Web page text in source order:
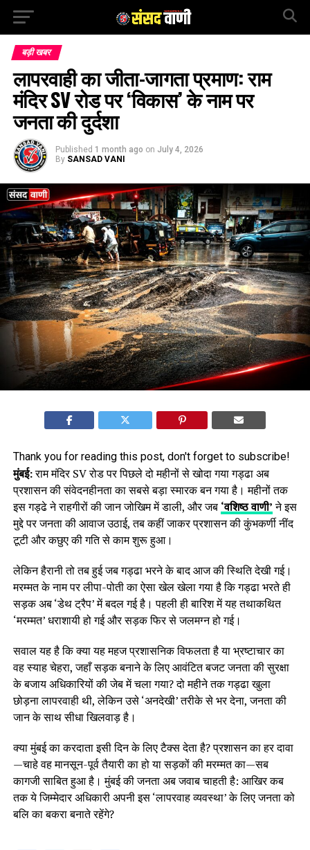
बड़ी खबर
लापरवाही का जीता-जागता प्रमाण: राम
मंदिर SV रोड पर ‘विकास’ के नाम पर
जनता की दुर्दशा
Published 1 month ago on July 4, 2026
By SANSAD VANI
Thank you for reading this post, don't forget to subscribe!
मुंबई:राम मंदिर SV रोड पर पिछले दो महीनों से खोदा गया गड्ढा अब
प्रशासन की संवेदनहीनता का सबसे बड़ा स्मारक बन गया है। महीनों तक
इस गड्ढे ने राहगीरों की जान जोखिम में डाली, और जब ‘वशिष्ठ वाणी’ने इस
मुद्दे पर जनता की आवाज उठाई, तब कहीं जाकर प्रशासन की कुंभकर्णी नींद
टूटी और कछुए की गति से काम शुरू हुआ।
लेकिन हैरानी तो तब हुई जब गड्ढा भरने के बाद आज की स्थिति देखी गई।
मरम्मत के नाम पर लीपा-पोती का ऐसा खेल खेला गया है कि गड्ढा भरते ही
सड़क अब ‘डेथ ट्रैप’ में बदल गई है। पहली ही बारिश में यह तथाकथित
‘मरम्मत’ धराशायी हो गई और सड़क फिर से जलमग्न हो गई।
सवाल यह है कि क्या यह महज प्रशासनिक विफलता है या भ्रष्टाचार का
वह स्याह चेहरा, जहाँ सड़क बनाने के लिए आवंटित बजट जनता की सुरक्षा
के बजाय अधिकारियों की जेब में चला गया? दो महीने तक गड्ढा खुला
छोड़ना लापरवाही थी, लेकिन उसे ‘अनदेखी’ तरीके से भर देना, जनता की
जान के साथ सीधा खिलवाड़ है।
क्या मुंबई का करदाता इसी दिन के लिए टैक्स देता है? प्रशासन का हर दावा
—चाहे वह मानसून-पूर्व तैयारी का हो या सड़कों की मरम्मत का—सब
कागजी साबित हुआ है। मुंबई की जनता अब जवाब चाहती है: आखिर कब
तक ये जिम्मेदार अधिकारी अपनी इस ‘लापरवाह व्यवस्था’ के लिए जनता को
बलि का बकरा बनाते रहेंगे?